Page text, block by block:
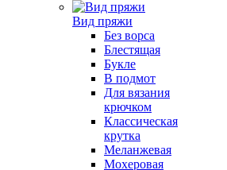
Вид пряжи
Без ворса
Блестящая
Букле
В подмот
Для вязания
крючком
Классическая
крутка
Меланжевая
Мохеровая